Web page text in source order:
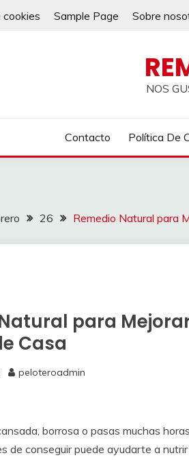
cookies Sample Page Sobre
NOS
Contacto Política De
26 Remedio Natural para
para
Casa
peloteroadmin
borrosa o pasas muchas
de conseguir puede ayudarte a